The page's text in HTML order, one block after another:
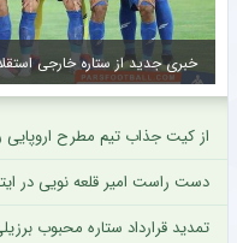
اخراج ملی‌پوش فوتبال ایران در ۱۲ دقیقه! + عکس
از کیت جذاب تیم مطرح
دست راست امیر قلعه نویی در
تمدید قرارداد ستاره محبوب